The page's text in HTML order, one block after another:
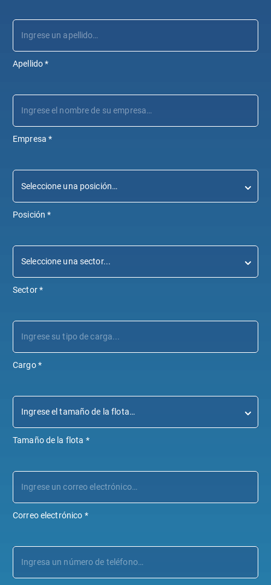
Apellido *
Empresa *
Posición *
Sector *
Cargo *
Tamaño de la flota *
Correo electrónico *